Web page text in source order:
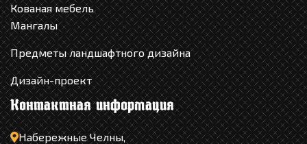
Кованая мебель
Мангалы
Предметы ландшафтного дизайна
Дизайн-проект
Контактная информация
Набережные Челны,